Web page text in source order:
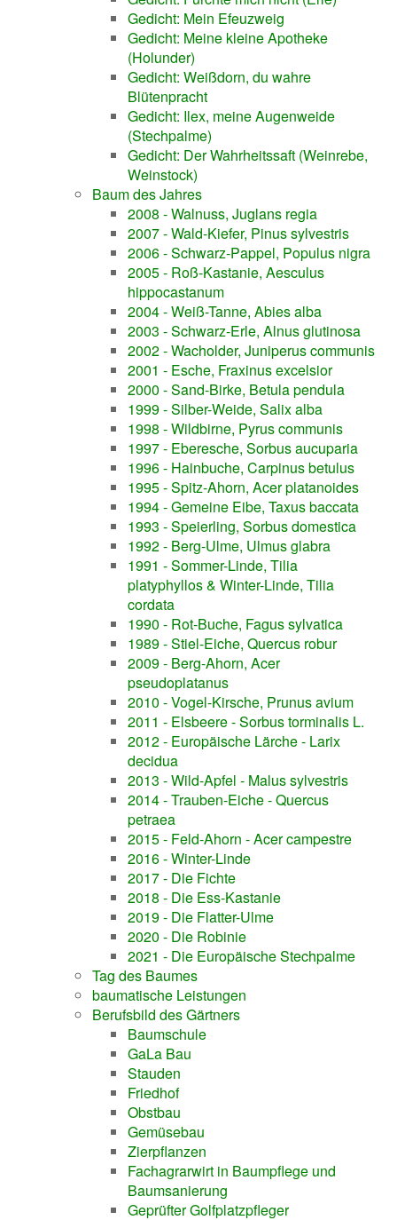
Gedicht: Mein Efeuzweig
Gedicht: Meine kleine Apotheke
(Holunder)
Gedicht: Weißdorn, du wahre
Blütenpracht
Gedicht: Ilex, meine Augenweide
(Stechpalme)
Gedicht: Der Wahrheitssaft (Weinrebe,
Weinstock)
Baum des Jahres
2008 - Walnuss, Juglans regia
2007 - Wald-Kiefer, Pinus sylvestris
2006 - Schwarz-Pappel, Populus nigra
2005 - Roß-Kastanie, Aesculus
hippocastanum
2004 - Weiß-Tanne, Abies alba
2003 - Schwarz-Erle, Alnus glutinosa
2002 - Wacholder, Juniperus communis
2001 - Esche, Fraxinus excelsior
2000 - Sand-Birke, Betula pendula
1999 - Silber-Weide, Salix alba
1998 - Wildbirne, Pyrus communis
1997 - Eberesche, Sorbus aucuparia
1996 - Hainbuche, Carpinus betulus
1995 - Spitz-Ahorn, Acer platanoides
1994 - Gemeine Eibe, Taxus baccata
1993 - Speierling, Sorbus domestica
1992 - Berg-Ulme, Ulmus glabra
1991 - Sommer-Linde, Tilia
platyphyllos & Winter-Linde, Tilia
cordata
1990 - Rot-Buche, Fagus sylvatica
1989 - Stiel-Eiche, Quercus robur
2009 - Berg-Ahorn, Acer
pseudoplatanus
2010 - Vogel-Kirsche, Prunus avium
2011 - Elsbeere - Sorbus torminalis L.
2012 - Europäische Lärche - Larix
decidua
2013 - Wild-Apfel - Malus sylvestris
2014 - Trauben-Eiche - Quercus
petraea
2015 - Feld-Ahorn - Acer campestre
2016 - Winter-Linde
2017 - Die Fichte
2018 - Die Ess-Kastanie
2019 - Die Flatter-Ulme
2020 - Die Robinie
2021 - Die Europäische Stechpalme
Tag des Baumes
baumatische Leistungen
Berufsbild des Gärtners
Baumschule
GaLa Bau
Stauden
Friedhof
Obstbau
Gemüsebau
Zierpflanzen
Fachagrarwirt in Baumpflege und
Baumsanierung
Geprüfter Golfplatzpfleger